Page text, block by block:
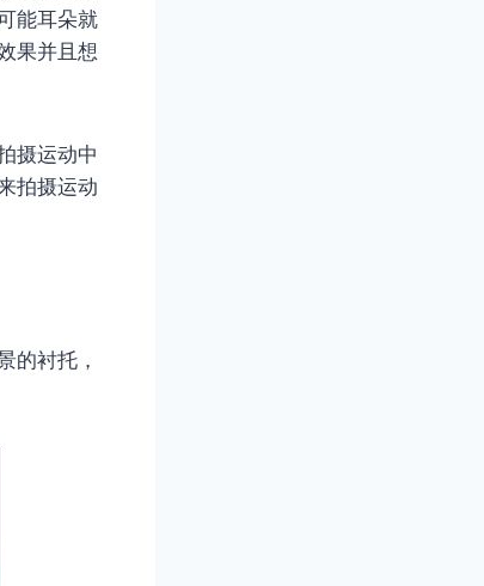
能耳朵就
果并且想
摄运动中
拍摄运动
的衬托，